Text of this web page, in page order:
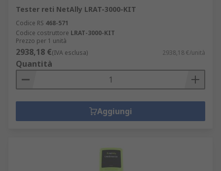
Tester reti NetAlly LRAT-3000-KIT
Codice RS 468-571
Codice costruttore LRAT-3000-KIT
Prezzo per 1 unità
2938,18 €(IVA esclusa) 2938,18 €/unità
Quantità
Aggiungi